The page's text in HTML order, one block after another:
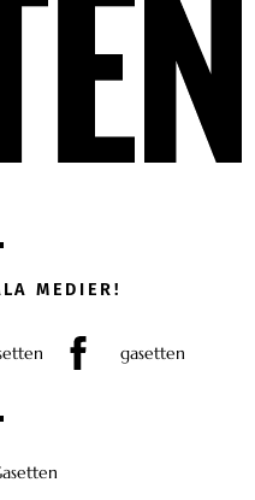
MEDIER!
gasetten